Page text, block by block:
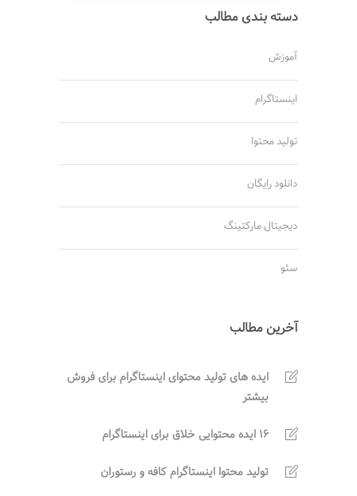
دسته بندی مطالب
آموزش
اینستاگرام
تولید محتوا
دانلود رایگان
دیجیتال مارکتینگ
سئو
آخرین مطالب
ایده های تولید محتوای اینستاگرام برای فروش
بیشتر
16 ایده محتوایی خلاق برای اینستاگرام
تولید محتوا اینستاگرام کافه و رستوران